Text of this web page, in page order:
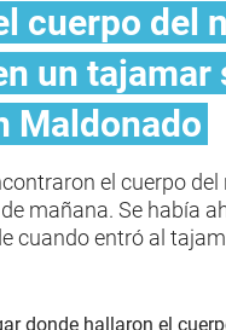
cuerpo del
un tajamar
Maldonado
el cuerpo del
mañana. Se había
cuando entró al